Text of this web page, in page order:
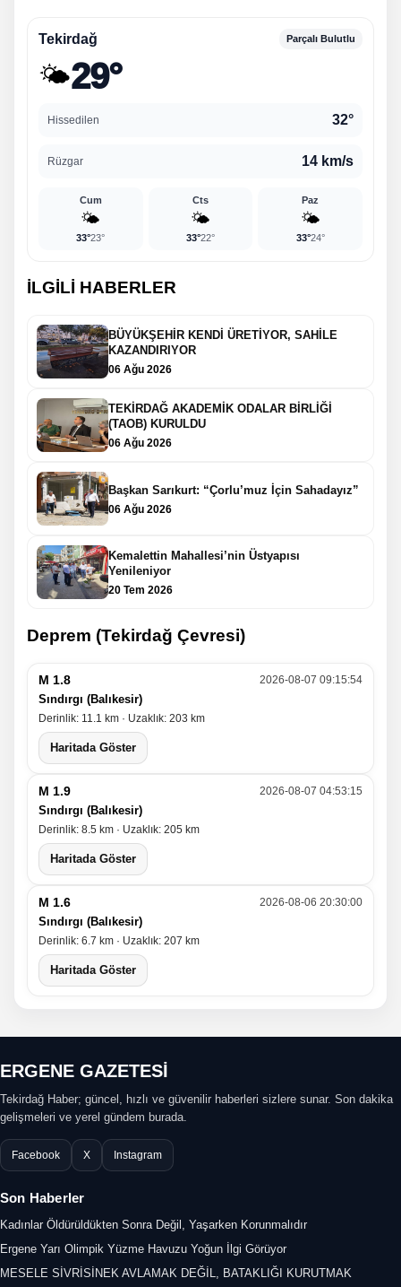
Tekirdağ Parçalı Bulutlu
🌤️29°
Hissedilen 32°
Rüzgar 14 km/s
Cum
🌤️
33°23°
Cts
🌤️
33°22°
Paz
🌤️
33°24°
İLGİLİ HABERLER
BÜYÜKŞEHİR KENDİ ÜRETİYOR, SAHİLE
KAZANDIRIYOR
06 Ağu 2026
TEKİRDAĞ AKADEMİK ODALAR BİRLİĞİ
(TAOB) KURULDU
06 Ağu 2026
Başkan Sarıkurt: “Çorlu’muz İçin Sahadayız”
06 Ağu 2026
Kemalettin Mahallesi’nin Üstyapısı
Yenileniyor
20 Tem 2026
Deprem (Tekirdağ Çevresi)
M 1.8 2026-08-07 09:15:54
Sındırgı (Balıkesir)
Derinlik: 11.1 km · Uzaklık: 203 km
Haritada Göster
M 1.9 2026-08-07 04:53:15
Sındırgı (Balıkesir)
Derinlik: 8.5 km · Uzaklık: 205 km
Haritada Göster
M 1.6 2026-08-06 20:30:00
Sındırgı (Balıkesir)
Derinlik: 6.7 km · Uzaklık: 207 km
Haritada Göster
ERGENE GAZETESİ
Tekirdağ Haber; güncel, hızlı ve güvenilir haberleri sizlere sunar. Son dakika
gelişmeleri ve yerel gündem burada.
Facebook X Instagram
Son Haberler
Kadınlar Öldürüldükten Sonra Değil, Yaşarken Korunmalıdır
Ergene Yarı Olimpik Yüzme Havuzu Yoğun İlgi Görüyor
MESELE SİVRİSİNEK AVLAMAK DEĞİL, BATAKLIĞI KURUTMAK